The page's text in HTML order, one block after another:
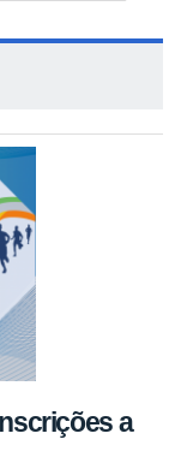
a